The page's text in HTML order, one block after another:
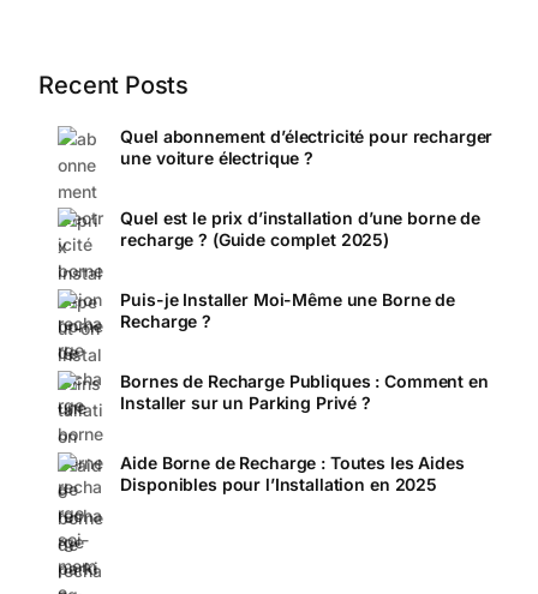
Recent Posts
Quel abonnement d’électricité pour recharger
une voiture électrique ?
Quel est le prix d’installation d’une borne de
recharge ? (Guide complet 2025)
Puis-je Installer Moi-Même une Borne de
Recharge ?
Bornes de Recharge Publiques : Comment en
Installer sur un Parking Privé ?
Aide Borne de Recharge : Toutes les Aides
Disponibles pour l’Installation en 2025